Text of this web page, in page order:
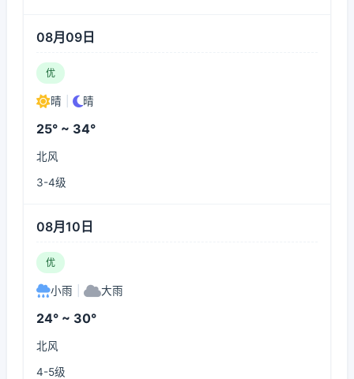
08月09日
优
晴 晴
25° ~ 34°
北风
3-4级
08月10日
优
小雨 大雨
24° ~ 30°
北风
4-5级